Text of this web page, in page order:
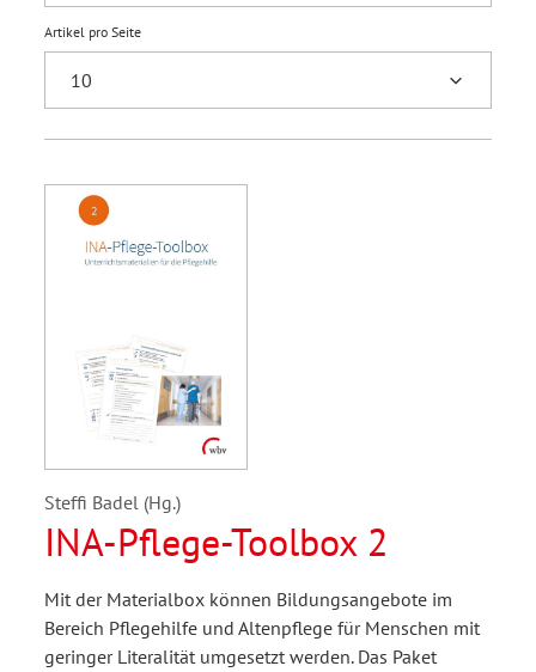
Artikel pro Seite
Steffi Badel (Hg.)
INA-Pflege-Toolbox 2
Mit der Materialbox können Bildungsangebote im
Bereich Pflegehilfe und Altenpflege für Menschen mit
geringer Literalität umgesetzt werden. Das Paket